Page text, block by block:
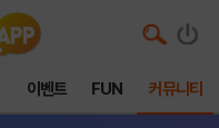
이벤트 FUN 커뮤니티